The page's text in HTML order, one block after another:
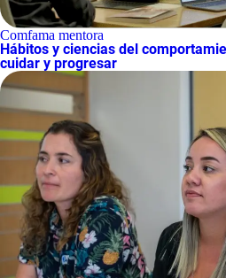
Comfama mentora
Hábitos y ciencias del
cuidar y progresar